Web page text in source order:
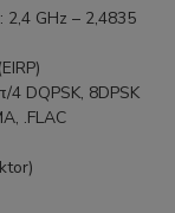
2,4 GHz – 2,4835
4 DQPSK, 8DPSK
.FLAC